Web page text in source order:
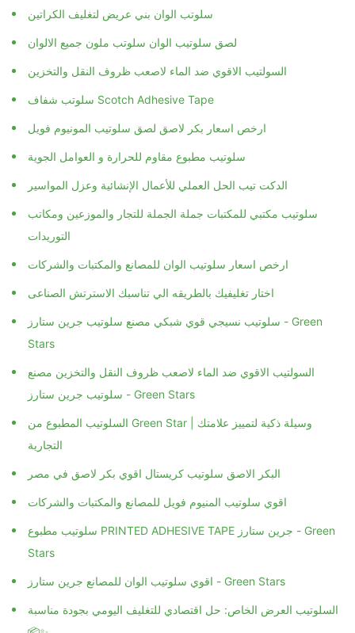
سلوتب الوان بني عريض لتغليف الكراتين
لصق سلوتيب الوان سلوتب ملون جميع الالوان
السولتيب الاقوي ضد الماء لاصعب ظروف النقل والتخزين
سلوتب شفاف Scotch Adhesive Tape
ارخص اسعار بكر لاصق لصق سلوتيب المونيوم فويل
سلوتيب مطبوع مقاوم للحرارة و العوامل الجوية
الدكت تيب الحل العملي للأعمال الإنشائية وعزل المواسير
سلوتيب مكتبي للمكتبات جملة الجملة للتجار والموزعين ومكاتب
التوريدات
ارخص اسعار سلوتيب الوان للمصانع والمكتبات والشركات
اختار تغليفيك بالطريقه الي تناسبك الاسترتش الصناعى
سلوتيب نسيجي قوي شبكي مصنع سلوتيب جرين ستارز - Green
Stars
السولتيب الاقوي ضد الماء لاصعب ظروف النقل والتخزين مصنع
سلوتيب جرين ستارز - Green Stars
السلوتيب المطبوع من Green Star | وسيلة ذكية لتمييز علامتك
التجارية
البكر الاصق سلوتيب كريستال اقوي بكر لاصق في مصر
اقوي سلوتيب المنيوم فويل للمصانع والمكتبات والشركات
سلوتيب مطبوع PRINTED ADHESIVE TAPE جرين ستارز - Green
Stars
اقوي سلوتيب الوان للمصانع جرين ستارز - Green Stars
السلوتيب العرض الخاص: حل اقتصادي للتغليف اليومي بجودة مناسبة
📦✨